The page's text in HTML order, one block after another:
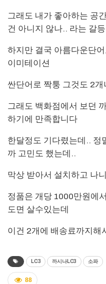
그래도 내가 좋아하는 공
건 아니지 않나.. 라는 갈등
하지만 결국 아름다운단
이미테이션
싼단어로 짝퉁 그것도 2
그래도 백화점에서 보던
하기에 만족합니다
한달정도 기다렸는데.. 정
까 고민도 했는데..
막상 받아서 설치하고 나
정품은 개당 1000만원에
도면 살수있는데
이건 2개에 배송료까지해
LC3 까시나LC3 소파
88